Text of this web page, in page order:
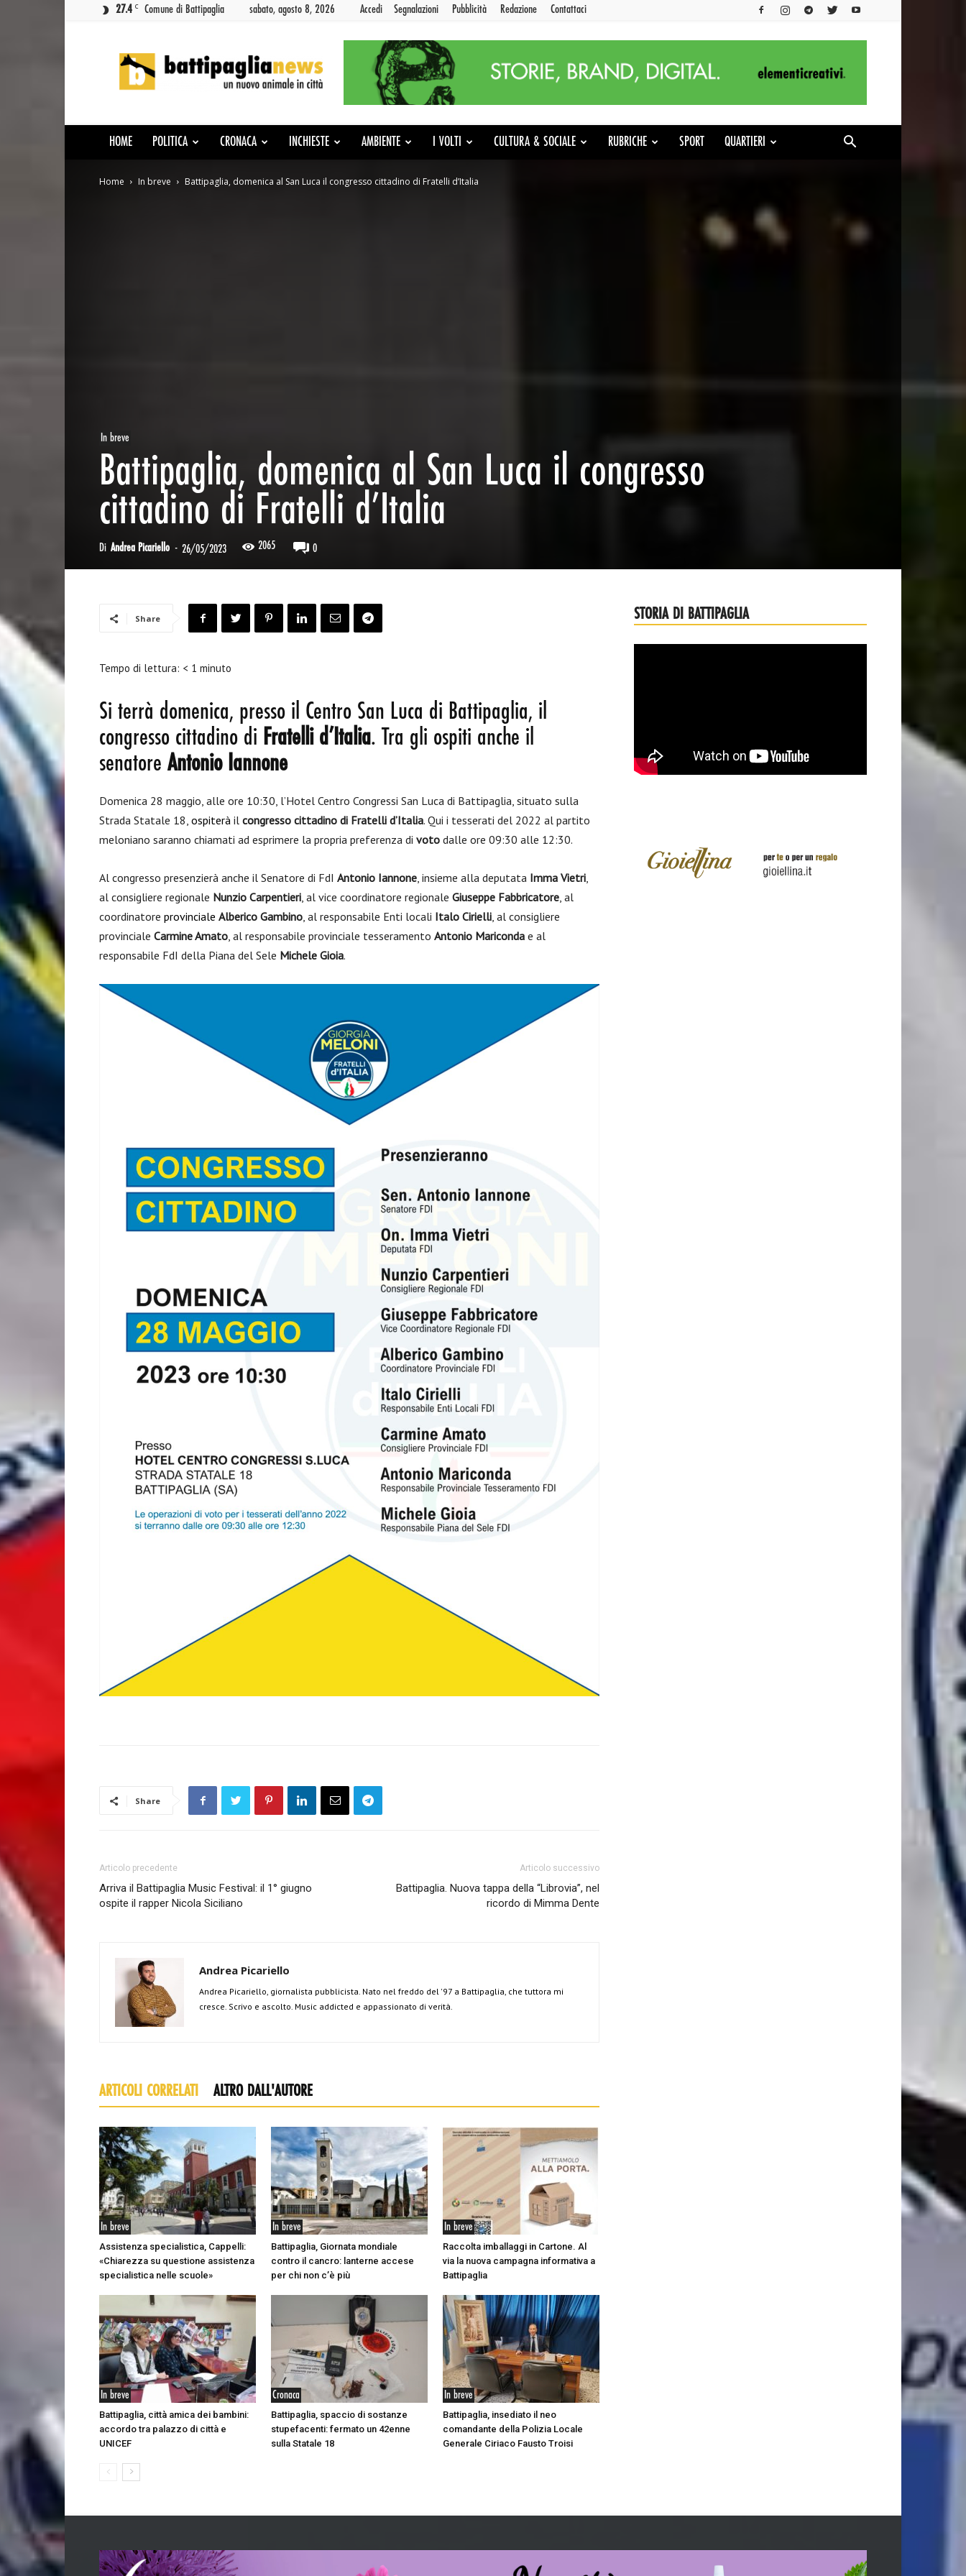
27.4 C Comune di Battipaglia sabato, agosto 8, 2026 Accedi Segnalazioni Pubblicità Redazione Contattaci
News
HOME POLITICA CRONACA INCHIESTE AMBIENTE I VOLTI CULTURA & SOCIALE RUBRICHE SPORT QUARTIERI
Home In breve Battipaglia, domenica al San Luca il congresso cittadino di Fratelli d’Italia
In breve
Battipaglia, domenica al San Luca il congresso
cittadino di Fratelli d’Italia
Di Andrea Picariello - 26/05/2023 2065 0
Share
Tempo di lettura: < 1 minuto
Si terrà domenica, presso il Centro San Luca di Battipaglia, il
congresso cittadino di Fratelli d’Italia. Tra gli ospiti anche il
senatore Antonio Iannone
Domenica 28 maggio, alle ore 10:30, l’Hotel Centro Congressi San Luca di Battipaglia, situato sulla
Strada Statale 18, ospiterà il congresso cittadino di Fratelli d’Italia. Qui i tesserati del 2022 al partito
meloniano saranno chiamati ad esprimere la propria preferenza di voto dalle ore 09:30 alle 12:30.
Al congresso presenzierà anche il Senatore di FdI Antonio Iannone, insieme alla deputata Imma Vietri,
al consigliere regionale Nunzio Carpentieri, al vice coordinatore regionale Giuseppe Fabbricatore, al
coordinatore provinciale Alberico Gambino, al responsabile Enti locali Italo Cirielli, al consigliere
provinciale Carmine Amato, al responsabile provinciale tesseramento Antonio Mariconda e al
responsabile FdI della Piana del Sele Michele Gioia.
Share
Articolo precedente
Arriva il Battipaglia Music Festival: il 1° giugno
ospite il rapper Nicola Siciliano
Articolo successivo
Battipaglia. Nuova tappa della “Librovia”, nel
ricordo di Mimma Dente
Andrea Picariello
Andrea Picariello, giornalista pubblicista. Nato nel freddo del '97 a Battipaglia, che tuttora mi
cresce. Scrivo e ascolto. Music addicted e appassionato di verità.
ARTICOLI CORRELATI ALTRO DALL'AUTORE
In breve
Assistenza specialistica, Cappelli:
«Chiarezza su questione assistenza
specialistica nelle scuole»
In breve
Battipaglia, Giornata mondiale
contro il cancro: lanterne accese
per chi non c’è più
In breve
Raccolta imballaggi in Cartone. Al
via la nuova campagna informativa a
Battipaglia
In breve
Battipaglia, città amica dei bambini:
accordo tra palazzo di città e
UNICEF
Cronaca
Battipaglia, spaccio di sostanze
stupefacenti: fermato un 42enne
sulla Statale 18
In breve
Battipaglia, insediato il neo
comandante della Polizia Locale
Generale Ciriaco Fausto Troisi
STORIA DI BATTIPAGLIA